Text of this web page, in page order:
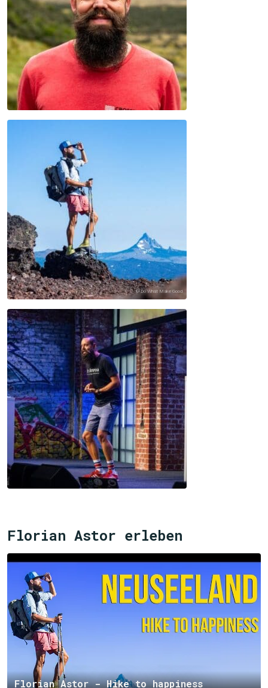
© Do What Make Good
Florian Astor erleben
Florian Astor - Hike to happiness